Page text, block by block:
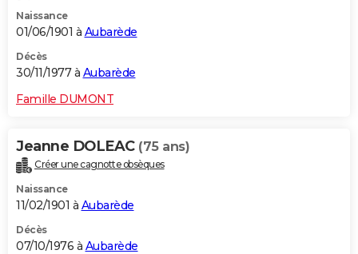
Naissance
01/06/1901 à Aubarède
Décès
30/11/1977 à Aubarède
Famille DUMONT
Jeanne DOLEAC (75 ans)
Créer une cagnotte obsèques
Naissance
11/02/1901 à Aubarède
Décès
07/10/1976 à Aubarède